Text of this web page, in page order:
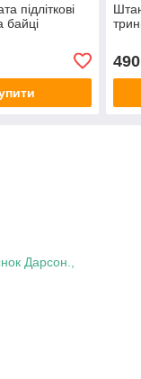
підліткові
байці
490
Дарсон.,